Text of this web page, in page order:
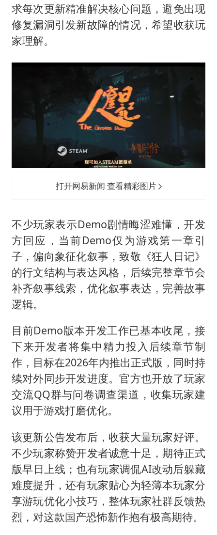
求每次更新精准解决核心问题，避免出现
修复漏洞引发新故障的情况，希望收获玩
家理解。
打开网易新闻 查看精彩图片
不少玩家表示Demo剧情晦涩难懂，开发
方回应，当前Demo仅为游戏第一章引
子，偏向象征化叙事，致敬《狂人日记》
的行文结构与表达风格，后续完整章节会
补齐叙事线索，优化叙事表达，完善故事
逻辑。
目前Demo版本开发工作已基本收尾，接
下来开发者将集中精力投入后续章节制
作，目标在2026年内推出正式版，同时持
续对外同步开发进度。官方也开放了玩家
交流QQ群与问卷调查渠道，收集玩家建
议用于游戏打磨优化。
该更新公告发布后，收获大量玩家好评。
不少玩家称赞开发者诚意十足，期待正式
版早日上线；也有玩家调侃AI改动后躲藏
难度提升，还有玩家贴心为轻薄本玩家分
享游玩优化小技巧，整体玩家社群反馈热
烈，对这款国产恐怖新作抱有极高期待。